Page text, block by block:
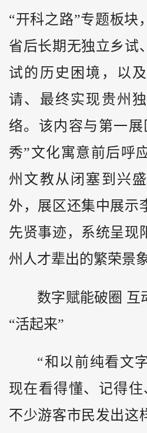
“开科之路”专题板块
省后长期无独立乡试
试的历史困境，以
请、最终实现贵州
络。该内容与第一
秀”文化寓意前后呼
州文教从闭塞到兴
外，展区还集中展示
先贤事迹，系统呈现
州人才辈出的繁荣景象
数字赋能破圈 互
“活起来”
“和以前纯看文
现在看得懂、记得
不少游客市民发出这